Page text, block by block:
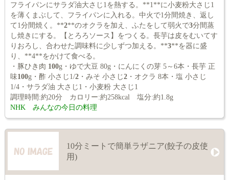
フライパンにサラダ油大さじ1を熱する。**1**に小麦粉大さじ1
を薄くまぶして、フライパンに入れる。中火で1分間焼き、返し
て1分間焼く。**2**のオクラを加え、ふたをして弱火で3分間蒸
し焼きにする。【とろろソース】をつくる。長芋は皮をむいてす
りおろし、合わせた調味料に少しずつ加える。**3**を器に盛
り、**4**をかけて食べる。
・豚ひき肉 100g・ゆで大豆 80g・にんにくの芽 5～6本・長芋 正
味100g・酢 小さじ1/2・みそ 小さじ2・オクラ 8本・塩 小さじ
1/4・サラダ油 大さじ1・小麦粉 大さじ1
調理時間:約20分 カロリー:約258kcal 塩分:約1.8g
NHK みんなの今日の料理
10分ミートで簡単ラザニア(餃子の皮使
用)